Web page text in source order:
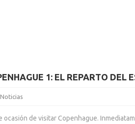
1: EL REPARTO DEL
Noticias
ocasión de visitar Copenhague.